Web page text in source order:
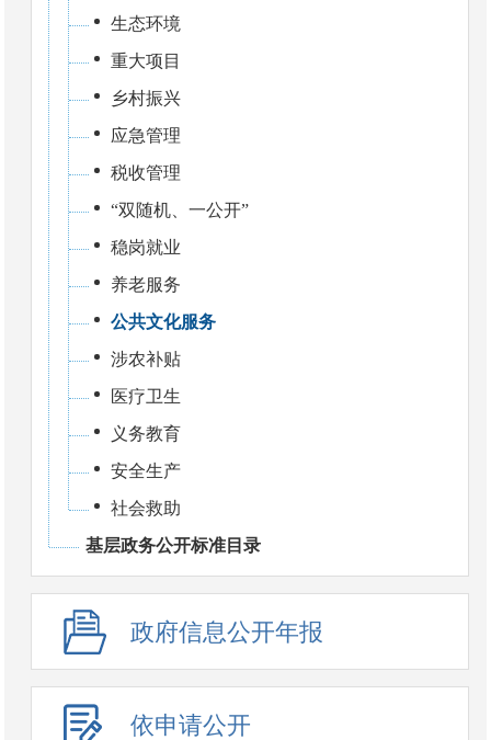
生态环境
重大项目
乡村振兴
应急管理
税收管理
“双随机、一公开”
稳岗就业
养老服务
公共文化服务
涉农补贴
医疗卫生
义务教育
安全生产
社会救助
基层政务公开标准目录
政府信息公开年报
依申请公开